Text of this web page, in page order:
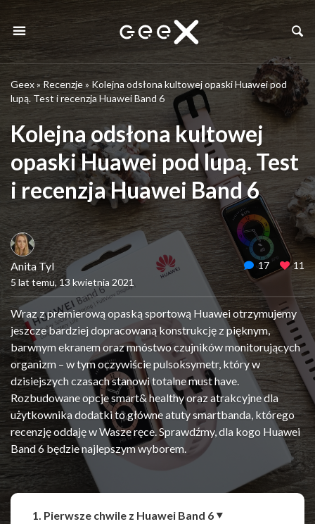
Geex»Recenzje» Kolejna odsłona kultowej opaski Huawei pod
lupą. Test i recenzja Huawei Band 6
Kolejna odsłona kultowej
opaski Huawei pod lupą. Test
i recenzja Huawei Band 6
Anita Tyl
5 lat temu, 13 kwietnia 2021
17 11
Wraz z premierową opaską sportową Huawei otrzymujemy
jeszcze bardziej dopracowaną konstrukcję z pięknym,
barwnym ekranem oraz mnóstwo czujników monitorujących
organizm – w tym oczywiście pulsoksymetr, który w
dzisiejszych czasach stanowi totalne must have.
Rozbudowane opcje smart& healthy oraz atrakcyjne dla
użytkownika dodatki to główne atuty smartbanda, którego
recenzję oddaję w Wasze ręce. Sprawdźmy, dla kogo Huawei
Band 6 będzie najlepszym wyborem.
1. Pierwsze chwile z Huawei Band 6